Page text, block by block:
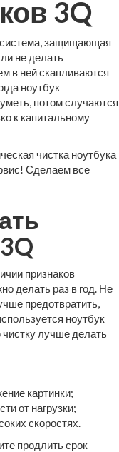
3Q
система, защищающая
не делать
в ней скапливаются
ноутбук
потом случаются
к капитальному
чистка ноутбука
Сделаем все
признаков
делать раз в год. Не
предотвратить,
ноутбук
лучше делать
картинки;
от нагрузки;
скоростях.
продлить срок